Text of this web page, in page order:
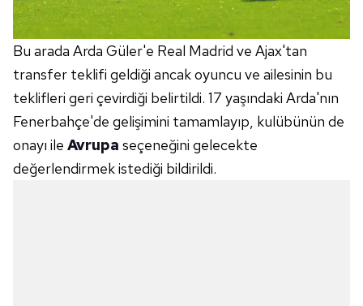
Bu arada Arda Güler'e Real Madrid ve Ajax'tan
transfer teklifi geldiği ancak oyuncu ve ailesinin bu
teklifleri geri çevirdiği belirtildi. 17 yaşındaki Arda'nın
Fenerbahçe'de gelişimini tamamlayıp, kulübünün de
onayı ile Avrupa seçeneğini gelecekte
değerlendirmek istediği bildirildi.